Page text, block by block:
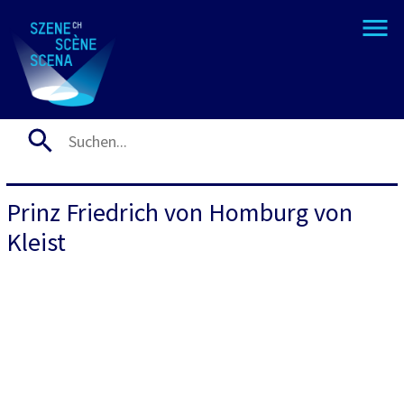
Prinz Friedrich von Homburg von
Kleist